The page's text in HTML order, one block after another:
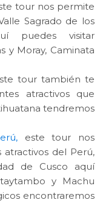
tour nos permite
Sagrado de los
puedes visitar
y Moray, Caminata
tour también te
atractivos que
tendremos
este tour nos
del Perú,
de Cusco aquí
y Machu
encontraremos